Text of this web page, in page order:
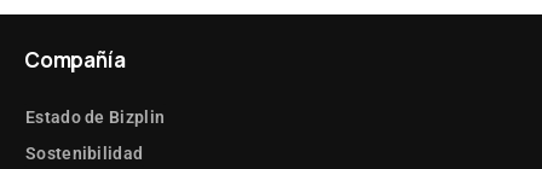
Compañía
Estado de Bizplin
Sostenibilidad